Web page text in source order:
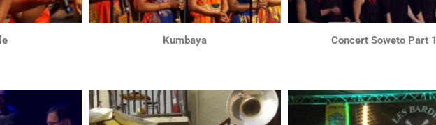
Kumbaya Concert Soweto Part 1